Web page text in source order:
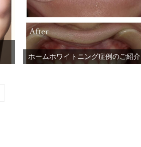
ホームホワイトニング症例のご紹介